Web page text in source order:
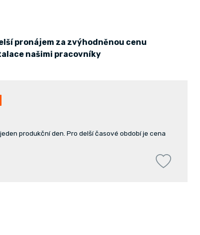
pronájem za zvýhodněnou cenu
našimi pracovníky
produkční den. Pro delší časové období je cena